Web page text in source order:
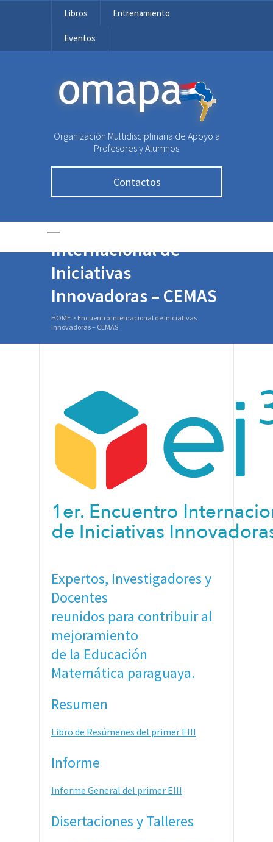
Libros Entrenamiento
Eventos
OMAPA
Organización Multidisciplinaria de Apoyo a
Profesores y Alumnos
Contactos
Encuentro
Internacional de
Iniciativas
Innovadoras – CEMAS
HOME > Encuentro Internacional de Iniciativas
Innovadoras – CEMAS
Expertos, Investigadores y
Docentes
reunidos para contribuir al
mejoramiento
de la Educación
Matemática paraguaya.
Resumen
Libro de Resúmenes del primer EIII
Informe
Informe General del primer EIII
Disertaciones y Talleres